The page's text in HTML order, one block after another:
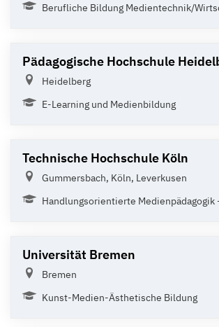
Berufliche Bildung Medientechnik/
Pädagogische Hochschule
Heidelberg
E-Learning und Medienbildung
Technische Hochschule Köln
Gummersbach, Köln, Leverkusen
Handlungsorientierte Medienpädagogik
Universität Bremen
Bremen
Kunst-Medien-Ästhetische Bildung